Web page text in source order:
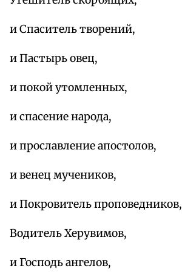
и Спаситель творений,
и Пастырь овец,
и покой утомленных,
и спасение народа,
и прославление апостолов,
и венец мучеников,
и Покровитель проповедников,
Водитель Херувимов,
и Господь ангелов,